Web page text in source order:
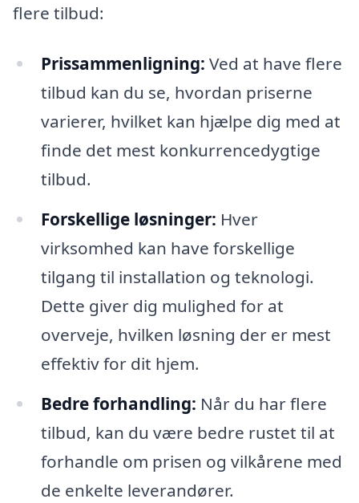
flere tilbud:
Prissammenligning: Ved at have flere
tilbud kan du se, hvordan priserne
varierer, hvilket kan hjælpe dig med at
finde det mest konkurrencedygtige
tilbud.
Forskellige løsninger: Hver
virksomhed kan have forskellige
tilgang til installation og teknologi.
Dette giver dig mulighed for at
overveje, hvilken løsning der er mest
effektiv for dit hjem.
Bedre forhandling: Når du har flere
tilbud, kan du være bedre rustet til at
forhandle om prisen og vilkårene med
de enkelte leverandører.